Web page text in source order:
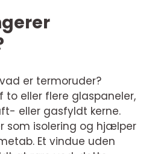
er termoruder?
to eller flere glaspaneler,
eller gasfyldt kerne.
som isolering og hjælper
Et vindue uden